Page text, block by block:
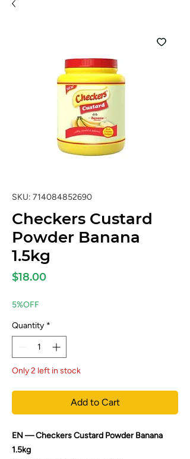
SKU: 714084852690
Checkers Custard
Powder Banana
1.5kg
$18.00Price
5%OFF
Quantity *
Only 2 left in stock
Add to Cart
EN — Checkers Custard Powder Banana
1.5kg